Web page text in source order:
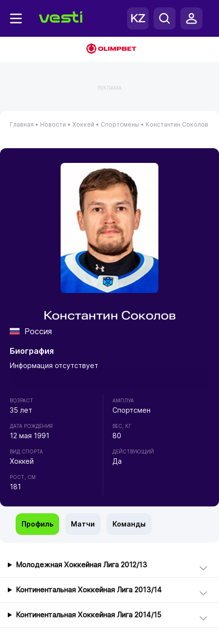
РЕКЛАМА
Главная • Новости • Хоккей • Спортсмены • Константин Соколов
Константин Соколов
Россия
Биография
Информация отсутствует
ВОЗРАСТ
35 лет
ДАТА РОЖДЕНИЯ
12 мая 1991
ВИД СПОРТА
Хоккей
РОСТ, СМ
181
АМПЛУА
Спортсмен
ВЕС, КГ
80
ДЕЙСТВУЮЩИЙ
Да
Профиль Матчи Команды
Молодежная Хоккейная Лига 2012/13
Континентальная Хоккейная Лига 2013/14
Континентальная Хоккейная Лига 2014/15